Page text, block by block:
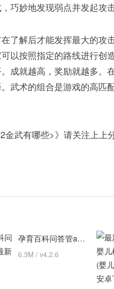
巧妙地发现弱点并发起攻击
了解后才能发挥最大的攻
以按照指定的路线进行创
成就越高，奖励就越多。
武术的组合是游戏的高匹
武有哪些>》请关注上上
孕育百科问答管app 最新版
6.3M / v4.2.6